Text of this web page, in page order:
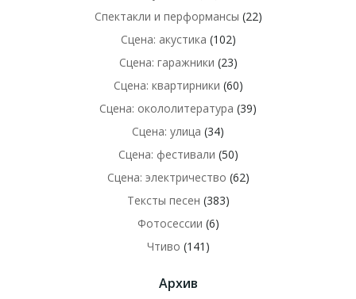
Спектакли и перформансы (22)
Сцена: акустика (102)
Сцена: гаражники (23)
Сцена: квартирники (60)
Сцена: окололитература (39)
Сцена: улица (34)
Сцена: фестивали (50)
Сцена: электричество (62)
Тексты песен (383)
Фотосессии (6)
Чтиво (141)
Архив